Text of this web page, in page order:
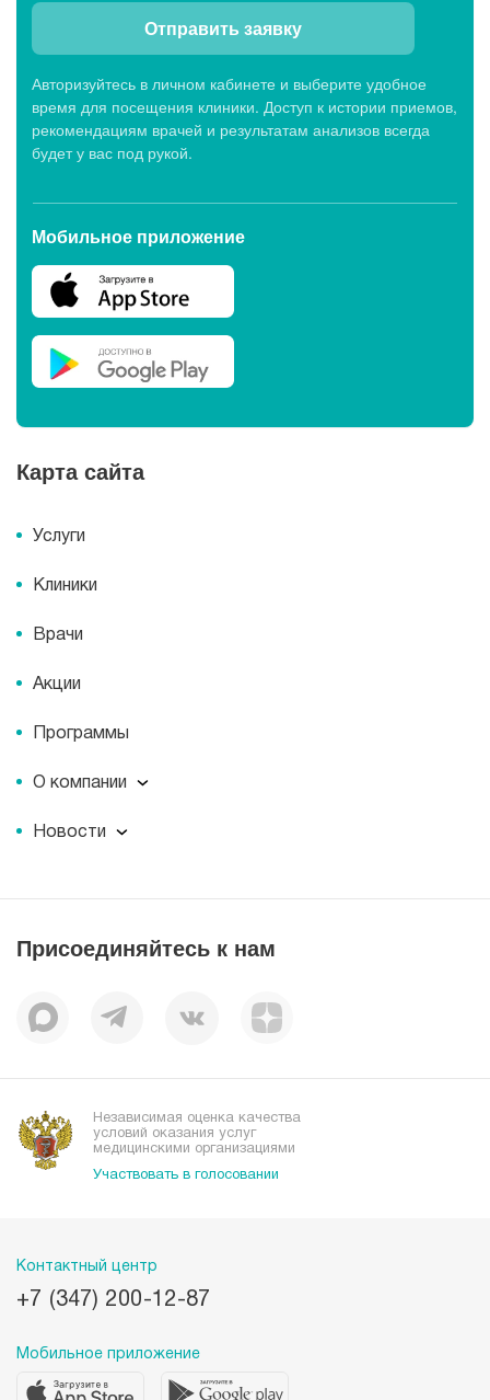
Отправить заявку
Авторизуйтесь в личном кабинете и выберите удобное
время для посещения клиники. Доступ к истории приемов,
рекомендациям врачей и результатам анализов всегда
будет у вас под рукой.
Мобильное приложение
Карта сайта
Услуги
Клиники
Врачи
Акции
Программы
О компании
О компании
Пациентам
Миссия
Корпоративная социальная ответственность
Наши преимущества
Новости
Пресс-центр
Присоединяйтесь к нам
Независимая оценка качества
условий оказания услуг
медицинскими организациями
Участвовать в голосовании
Контактный центр
+7 (347) 200-12-87
Мобильное приложение